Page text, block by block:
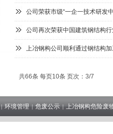
公司荣获市级“一企一技术研发
公司再次荣获中国建筑钢结构
上冶钢构公司顺利通过钢结构
共66条 每页10条 页次：3/7
|环境管理 |危废公示 |上冶钢构危险废